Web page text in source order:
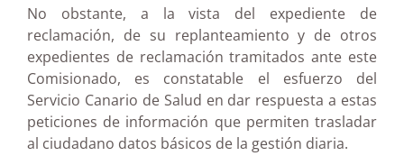
No obstante, a la vista del expediente de
reclamación, de su replanteamiento y de otros
expedientes de reclamación tramitados ante este
Comisionado, es constatable el esfuerzo del
Servicio Canario de Salud en dar respuesta a estas
peticiones de información que permiten trasladar
al ciudadano datos básicos de la gestión diaria.